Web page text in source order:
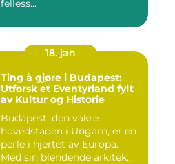
felless...
18. jan
Ting å gjøre i Budapest:
Utforsk et Eventyrland fylt
av Kultur og Historie
Budapest, den vakre
hovedstaden i Ungarn, er en
perle i hjertet av Europa.
Med sin blendende arkitek...